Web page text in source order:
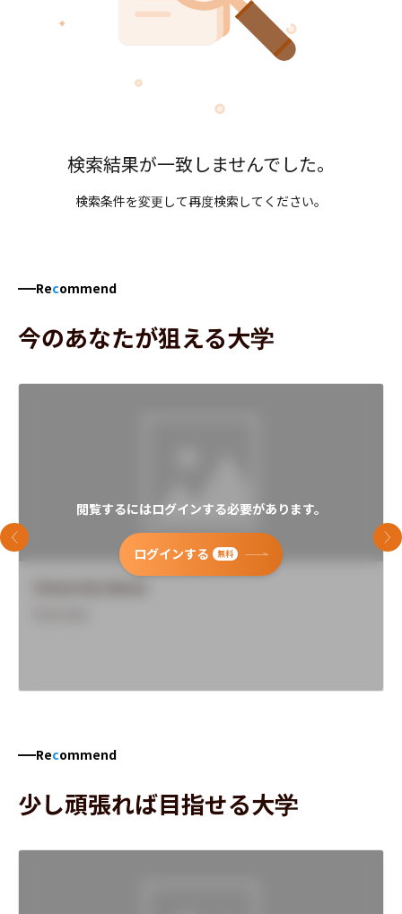
検索結果が一致しませんでした。
検索条件を変更して再度検索してください。
Recommend
今のあなたが狙える大学
閲覧するにはログインする必要があります。
ログインする 無料
前のスライド 次
Recommend
少し頑張れば目指せる大学